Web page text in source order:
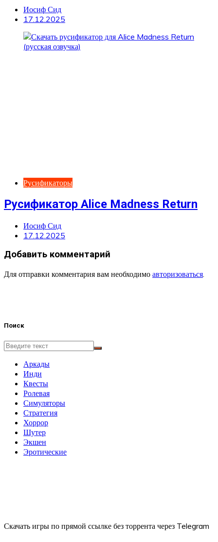
Иосиф Сид
17.12.2025
Русификаторы
Русификатор Alice Madness Return
Иосиф Сид
17.12.2025
Добавить комментарий
Для отправки комментария вам необходимо авторизоваться.
Поиск
Аркады
Инди
Квесты
Ролевая
Симуляторы
Стратегия
Хоррор
Шутер
Экшен
Эротические
Скачать игры по прямой ссылке без торрента через Telegram